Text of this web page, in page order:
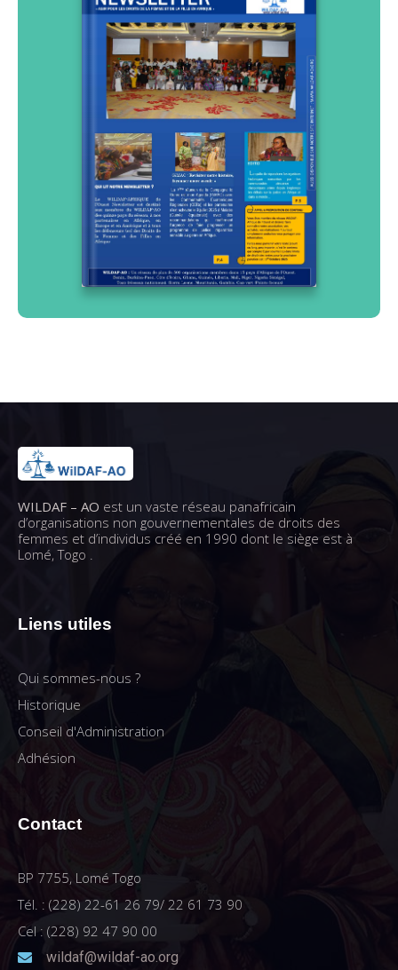
WILDAF – AO est un vaste réseau panafricain
d’organisations non gouvernementales de droits des
femmes et d’individus créé en 1990 dont le siège est à
Lomé, Togo .
Liens utiles
Qui sommes-nous ?
Historique
Conseil d'Administration
Adhésion
Contact
BP 7755, Lomé Togo
Tél. : (228) 22-61 26 79/ 22 61 73 90
Cel : (228) 92 47 90 00
wildaf@wildaf-ao.org